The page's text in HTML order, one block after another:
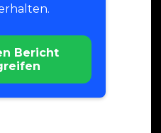
der
Bericht